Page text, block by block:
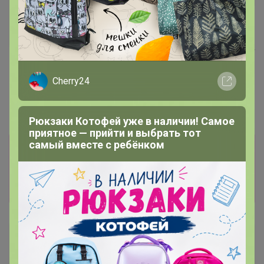
83р
Крахмал кукурузный Амилко
376р
ТЕГРАЛ МОЙСТ
ШОКОЛАДНЫЙ КЕЙК смесь
д/шок.кекса 1 кг
Информация о заказах доступна
лишь членам клуба
Показать
Суховий
Виртуоз СП
Cherry24
Рюкзаки Котофей уже в наличии! Самое
приятное — прийти и выбрать тот
самый вместе с ребёнком